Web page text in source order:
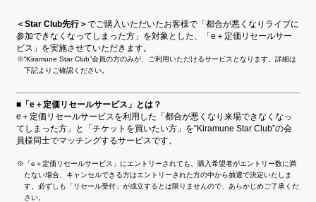
＜Star Club先行＞でご購入いただいたお客様で「都合が悪くなりライブに
参加できなくなってしまった方」を対象とした、「e＋定価リセールサー
ビス」を実施させていただきます。
“Kiramune Star Club”会員の方のみが、ご利用いただけるサービスとなります。詳細は
下記よりご確認ください。
■「e＋定価リセールサービス」とは？
e＋定価リセールサービスを利用した「都合が悪くなり来場できなくなっ
てしまった方」と「チケットを買いたい方」を“Kiramune Star Club”の会
員様同士でマッチングするサービスです。
「e＋定価リセールサービス」にエントリーされても、購入希望者がエントリー数に満
たない場合、キャンセルできる方はエントリーされた方の中から抽選で決定いたしま
す。必ずしも「リセール受付」が成立するとは限りませんので、あらかじめご了承くだ
さい。